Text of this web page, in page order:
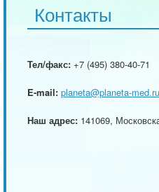
Контакты
Тел/факс: +7 (495) 380-40-71
E-mail: planeta@planeta-med.ru
Наш адрес: 141069,